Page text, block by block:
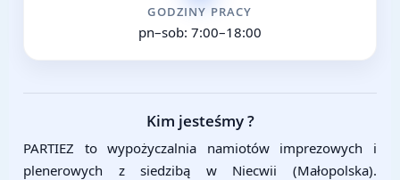
GODZINY PRACY
pn–sob: 7:00–18:00
Kim jesteśmy ?
PARTIEZ to wypożyczalnia namiotów imprezowych i
plenerowych z siedzibą w Niecwii (Małopolska).